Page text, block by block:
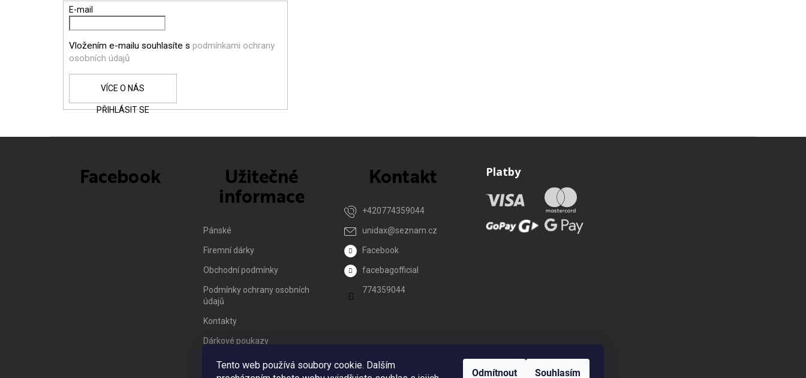
Tento web používá soubory cookie. Dalším
Odmítnout Souhlasím
E-mail
Vložením e-mailu souhlasíte s podmínkami ochrany
osobních údajů
PŘIHLÁSIT SE
Facebook Užitečné
informace
Pánské
Firemní dárky
Obchodní podmínky
Podmínky ochrany osobních
údajů
Kontakty
Dárkové poukazy
Vrácení zboží/ Reklamace
Kontakt
unidax@seznam.cz
+420774359044
Facebook
facebagofficial
774359044
Platby